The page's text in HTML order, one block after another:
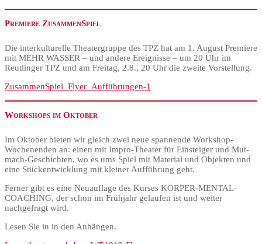
Premiere ZusammenSpiel
Die interkulturelle Theatergruppe des TPZ hat am 1. August Premiere
mit MEHR WASSER – und andere Ereignisse – um 20 Uhr im
Reutlinger TPZ und am Freitag, 2.8., 20 Uhr die zweite Vorstellung.
ZusammenSpiel_Flyer_Aufführungen-1
Workshops im Oktober
Im Oktober bieten wir gleich zwei neue spannende Workshop-
Wochenenden an: einen mit Impro-Theater für Einsteiger und Mut-
mach-Geschichten, wo es ums Spiel mit Material und Objekten und
eine Stückentwicklung mit kleiner Aufführung geht.
Ferner gibt es eine Neuauflage des Kurses KÖRPER-MENTAL-
COACHING, der schon im Frühjahr gelaufen ist und weiter
nachgefragt wird.
Lesen Sie in in den Anhängen.